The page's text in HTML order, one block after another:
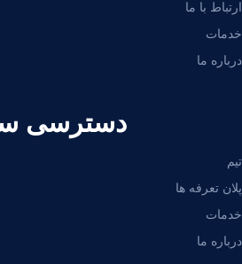
ارتباط با ما
خدمات
درباره ما
دسترسی
تیم
پلان تعرفه ها
خدمات
درباره ما